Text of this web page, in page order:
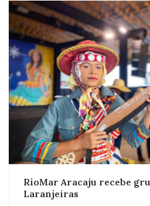
RioMar Aracaju recebe
Laranjeiras